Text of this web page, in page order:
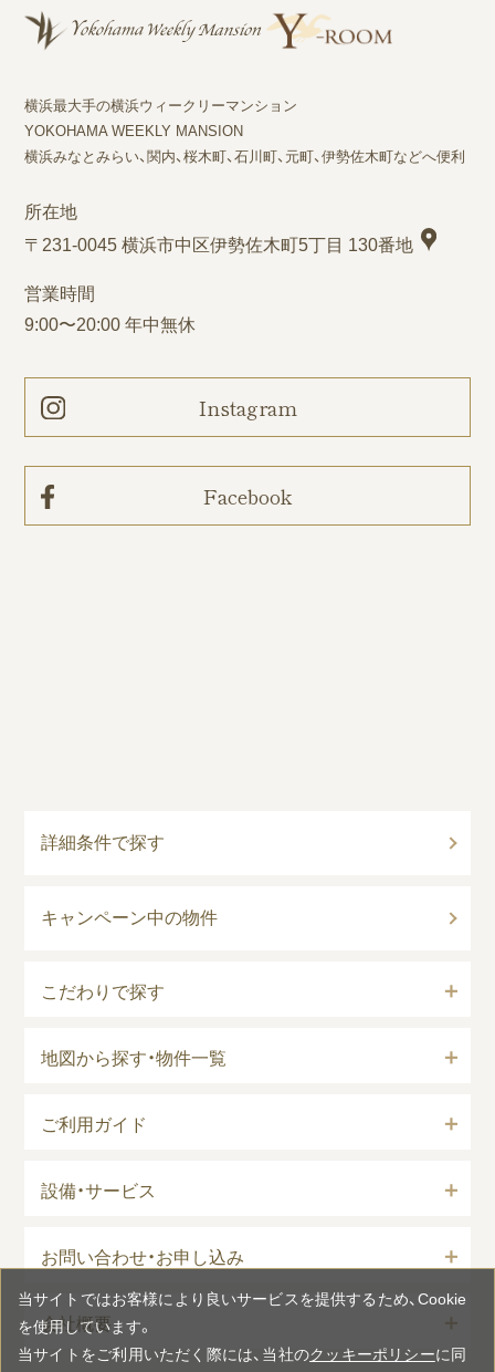
横浜最大手の横浜ウィークリーマンション
YOKOHAMA WEEKLY MANSION
横浜みなとみらい、関内、桜木町、石川町、元町、伊勢佐木町などへ便利
所在地
〒231-0045 横浜市中区伊勢佐木町5丁目 130番地
営業時間
9:00〜20:00 年中無休
Instagram
Facebook
詳細条件で探す
キャンペーン中の物件
こだわりで探す
地図から探す・物件一覧
ご利用ガイド
設備・サービス
お問い合わせ・お申し込み
会社概要
当サイトではお客様により良いサービスを提供するため、Cookie
を使用しています。
当サイトをご利用いただく際には、当社のクッキーポリシーに同